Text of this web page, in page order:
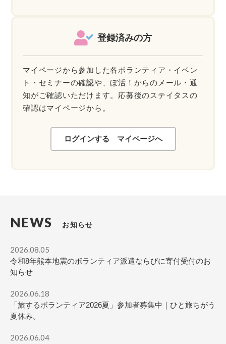
登録済みの方
マイページから参加した各ボランティア・イベン
ト・セミナーの確認や、ぼ活！からのメール・通
知がご確認いただけます。応募後のステイタスの
確認はマイページから。
ログインする マイページへ
NEWS お知らせ
2026.08.05
令和8年熊本地震のボランティア派遣ならびに寄付受付のお
知らせ
2026.06.18
「旅するボランティア2026夏」参加者募集中｜ひと旅ちがう
夏休み。
2026.06.04